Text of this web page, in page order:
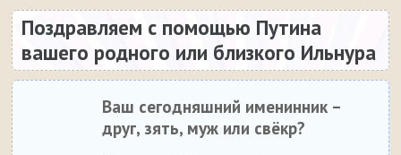
Поздравляем с помощью Путина
вашего родного или близкого Ильнура
Ваш сегодняшний именинник –
друг, зять, муж или свёкр?